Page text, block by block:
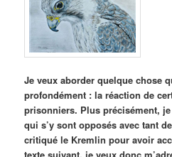
Je veux aborder quelque chose
profondément : la réaction de
prisonniers. Plus précisément, je
qui s’y sont opposés avec tant
critiqué le Kremlin pour avoir